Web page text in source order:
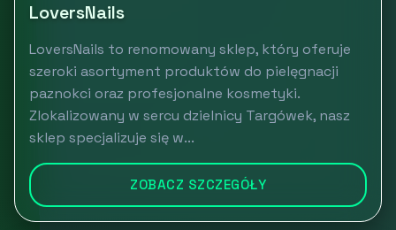
LoversNails
LoversNails to renomowany sklep, który oferuje
szeroki asortyment produktów do pielęgnacji
paznokci oraz profesjonalne kosmetyki.
Zlokalizowany w sercu dzielnicy Targówek, nasz
sklep specjalizuje się w...
ZOBACZ SZCZEGÓŁY